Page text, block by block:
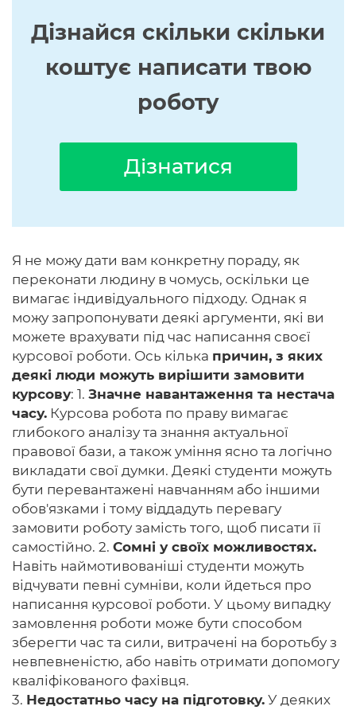
Дізнайся скільки скільки
коштує написати твою
роботу
Дізнатися
Я не можу дати вам конкретну пораду, як
переконати людину в чомусь, оскільки це
вимагає індивідуального підходу. Однак я
можу запропонувати деякі аргументи, які ви
можете врахувати під час написання своєї
курсової роботи. Ось кілька причин, з яких
деякі люди можуть вирішити замовити
курсову: 1. Значне навантаження та нестача
часу. Курсова робота по праву вимагає
глибокого аналізу та знання актуальної
правової бази, а також уміння ясно та логічно
викладати свої думки. Деякі студенти можуть
бути перевантажені навчанням або іншими
обов'язками і тому віддадуть перевагу
замовити роботу замість того, щоб писати її
самостійно. 2. Сомні у своїх можливостях.
Навіть наймотивованіші студенти можуть
відчувати певні сумніви, коли йдеться про
написання курсової роботи. У цьому випадку
замовлення роботи може бути способом
зберегти час та сили, витрачені на боротьбу з
невпевненістю, або навіть отримати допомогу
кваліфікованого фахівця.
3. Недостатньо часу на підготовку. У деяких